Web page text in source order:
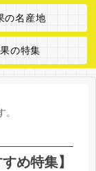
の名産地
の特集
め特集】